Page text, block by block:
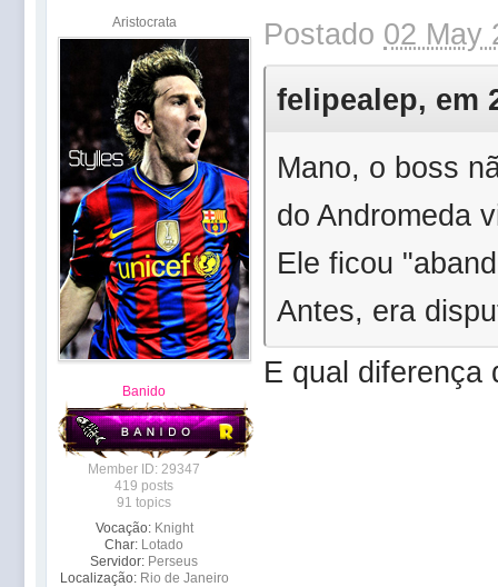
Aristocrata
Banido
Member ID: 29347
419 posts
91 topics
Vocação: Knight
Char: Lotado
Servidor: Perseus
Localização: Rio de Janeiro
Postado 02 May
felipealep, em
Mano, o boss
do Andromeda
Ele ficou
Antes, era
E qual diferença